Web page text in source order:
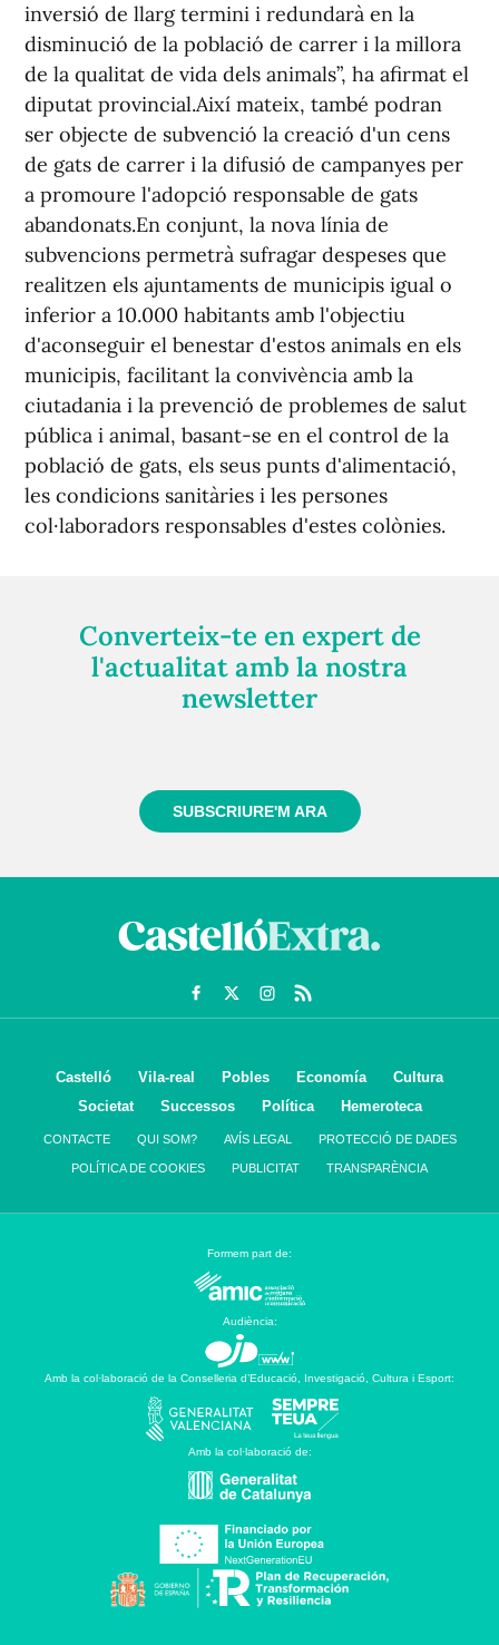
inversió de llarg termini i redundarà en la
disminució de la població de carrer i la millora
de la qualitat de vida dels animals”, ha afirmat el
diputat provincial.Així mateix, també podran
ser objecte de subvenció la creació d'un cens
de gats de carrer i la difusió de campanyes per
a promoure l'adopció responsable de gats
abandonats.En conjunt, la nova línia de
subvencions permetrà sufragar despeses que
realitzen els ajuntaments de municipis igual o
inferior a 10.000 habitants amb l'objectiu
d'aconseguir el benestar d'estos animals en els
municipis, facilitant la convivència amb la
ciutadania i la prevenció de problemes de salut
pública i animal, basant-se en el control de la
població de gats, els seus punts d'alimentació,
les condicions sanitàries i les persones
col·laboradors responsables d'estes colònies.
Converteix-te en expert de
l'actualitat amb la nostra
newsletter
SUBSCRIURE'M ARA
Castelló Vila-real Pobles Economía
Cultura
Societat
Successos Política Hemeroteca
CONTACTE QUI SOM? AVÍS LEGAL PROTECCIÓ DE DADES
POLÍTICA DE COOKIES PUBLICITAT TRANSPARÈNCIA
Formem part de:
Audiència:
Amb la col·laboració de la Conselleria d’Educació, Investigació, Cultura i Esport:
Amb la col·laboració de: